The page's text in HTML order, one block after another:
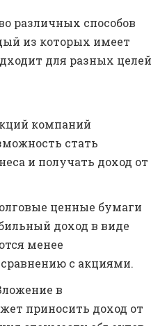
различных способов
из которых имеет
для разных целей
компаний
стать
и получать доход от
ценные бумаги
доход в виде
менее
с акциями.
в
приносить доход от